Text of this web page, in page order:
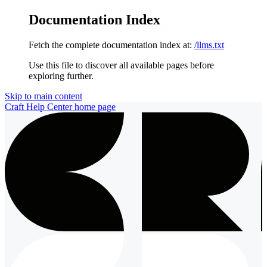
Documentation Index
Fetch the complete documentation index at: /llms.txt
Use this file to discover all available pages before
exploring further.
Skip to main content
Craft Help Centerhome page